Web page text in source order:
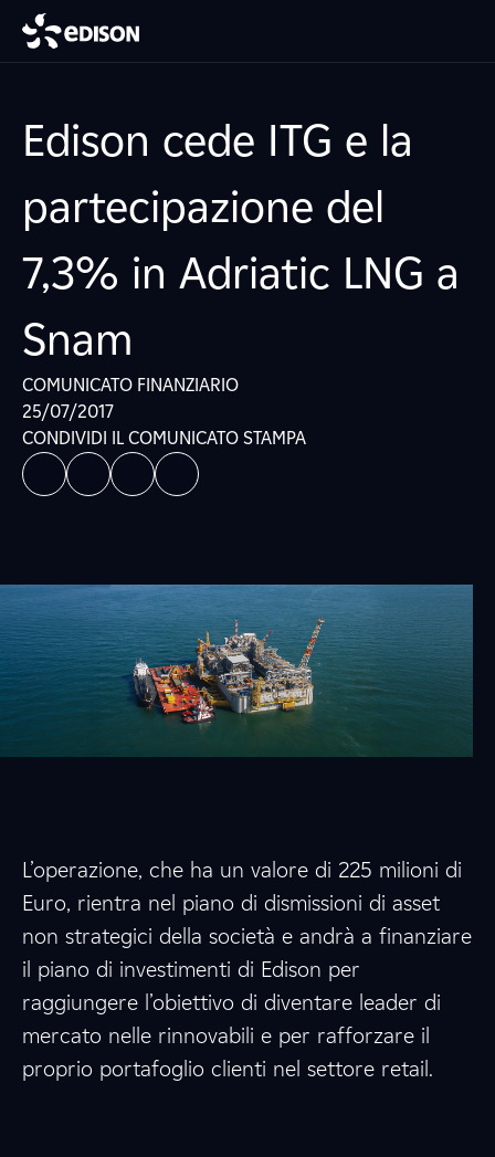
Edison cede ITG e la
partecipazione del
7,3% in Adriatic LNG a
Snam
COMUNICATO FINANZIARIO
25/07/2017
CONDIVIDI IL COMUNICATO STAMPA
L’operazione, che ha un valore di 225 milioni di
Euro, rientra nel piano di dismissioni di asset
non strategici della società e andrà a finanziare
il piano di investimenti di Edison per
raggiungere l’obiettivo di diventare leader di
mercato nelle rinnovabili e per rafforzare il
proprio portafoglio clienti nel settore retail.